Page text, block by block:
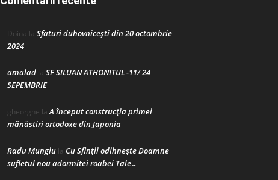
Doina la Sfaturi duhovnicești din 20 octombrie
2024
amalad la SF SILUAN ATHONITUL -11/ 24
SEPEMBRIE
gheorghe laA început construcţia primei
mănăstiri ortodoxe din Japonia
Radu Mungiu la Cu Sfinții odihnește Doamne
sufletul nou adormitei roabei Tale…